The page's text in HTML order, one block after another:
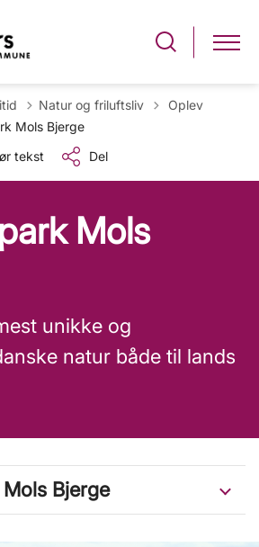
Natur og friluftsliv Tilbage til
Oplev
Mols Bjerge
tekst Del
Mols
unikke og
natur både til lands
Bjerge